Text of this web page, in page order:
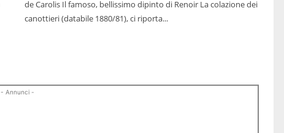
de Carolis Il famoso, bellissimo dipinto di Renoir La colazione dei
canottieri (databile 1880/81), ci riporta...
- Annunci -